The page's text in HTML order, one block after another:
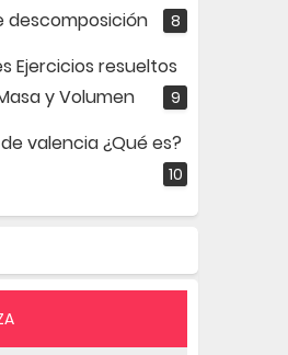
descomposición
Ejercicios resueltos
y Volumen
valencia ¿Qué es?